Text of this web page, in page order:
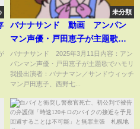
未分類
バナナサンド 動画 アンパン
マン声優・戸田恵子が主題歌で
ハモリ我慢 3月11日
バナナサンド 2025年3月11日内容：アン
パンマン声優・戸田恵子が主題歌でハモリ
我慢出演者：バナナマン／サンドウィッチ
マン戸田恵子、西野七...